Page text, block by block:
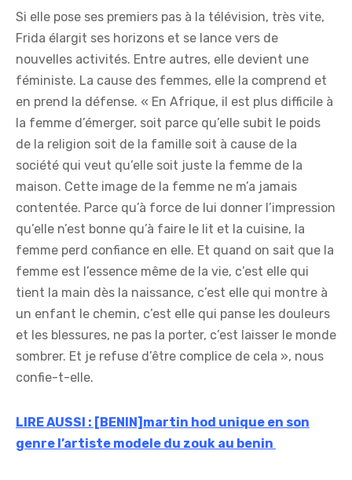
Si elle pose ses premiers pas à la télévision, très vite,
Frida élargit ses horizons et se lance vers de
nouvelles activités. Entre autres, elle devient une
féministe. La cause des femmes, elle la comprend et
en prend la défense. « En Afrique, il est plus difficile à
la femme d’émerger, soit parce qu’elle subit le poids
de la religion soit de la famille soit à cause de la
société qui veut qu’elle soit juste la femme de la
maison. Cette image de la femme ne m’a jamais
contentée. Parce qu’à force de lui donner l’impression
qu’elle n’est bonne qu’à faire le lit et la cuisine, la
femme perd confiance en elle. Et quand on sait que la
femme est l’essence même de la vie, c’est elle qui
tient la main dès la naissance, c’est elle qui montre à
un enfant le chemin, c’est elle qui panse les douleurs
et les blessures, ne pas la porter, c’est laisser le monde
sombrer. Et je refuse d’être complice de cela », nous
confie-t-elle.
LIRE AUSSI : [BENIN]martin hod unique en son
genre l’artiste modele du zouk au benin